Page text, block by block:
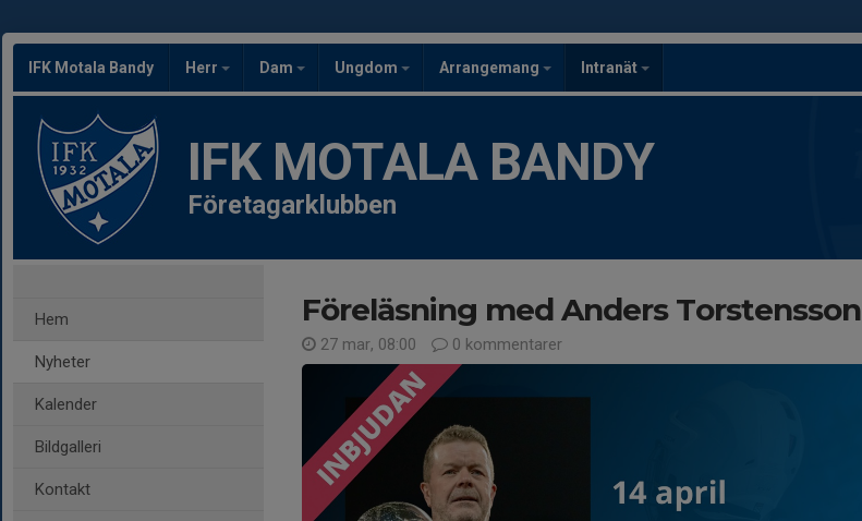
IFK Motala Bandy Herr Dam Ungdom Arrangemang Intranät
IFK MOTALA BANDY
Företagarklubben
Hem
Nyheter
Kalender
Bildgalleri
Kontakt
Föreläsning med Anders Torstensson
27 mar, 08:00 0 kommentarer